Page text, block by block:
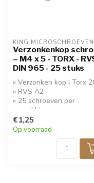
KING MICROSCHROEVEN
Verzonkenkop
– M4 x 5 - TORX -
DIN 965 - 25 stuks
» Verzonken kop | Torx
» RVS A2
» 25 schroeven per
verpakking
» Koop 10 stuks krijg
korting!
€1,25
Op voorraad